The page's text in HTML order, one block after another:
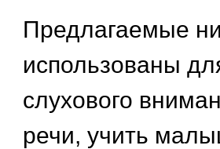
Предлагаемые
использованы
слухового
речи, учить